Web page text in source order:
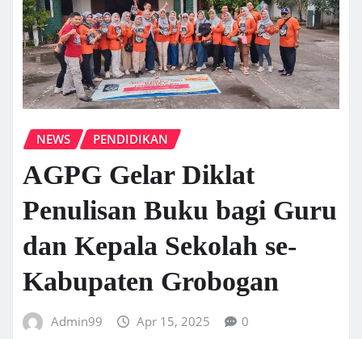
NEWS PENDIDIKAN
AGPG Gelar Diklat
Penulisan Buku bagi Guru
dan Kepala Sekolah se-
Kabupaten Grobogan
Admin99 Apr 15, 2025 0